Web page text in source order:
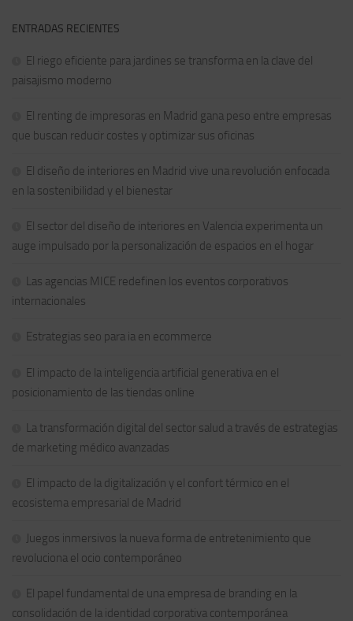
ENTRADAS RECIENTES
El riego eficiente para jardines se transforma en la clave del
paisajismo moderno
El renting de impresoras en Madrid gana peso entre empresas
que buscan reducir costes y optimizar sus oficinas
El diseño de interiores en Madrid vive una revolución enfocada
en la sostenibilidad y el bienestar
El sector del diseño de interiores en Valencia experimenta un
auge impulsado por la personalización de espacios en el hogar
Las agencias MICE redefinen los eventos corporativos
internacionales
Estrategias seo para ia en ecommerce
El impacto de la inteligencia artificial generativa en el
posicionamiento de las tiendas online
La transformación digital del sector salud a través de estrategias
de marketing médico avanzadas
El impacto de la digitalización y el confort térmico en el
ecosistema empresarial de Madrid
Juegos inmersivos la nueva forma de entretenimiento que
revoluciona el ocio contemporáneo
El papel fundamental de una empresa de branding en la
consolidación de la identidad corporativa contemporánea